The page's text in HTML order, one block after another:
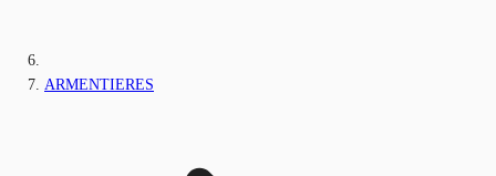
ARMENTIERES